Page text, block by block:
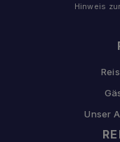
Unser
Hinweis